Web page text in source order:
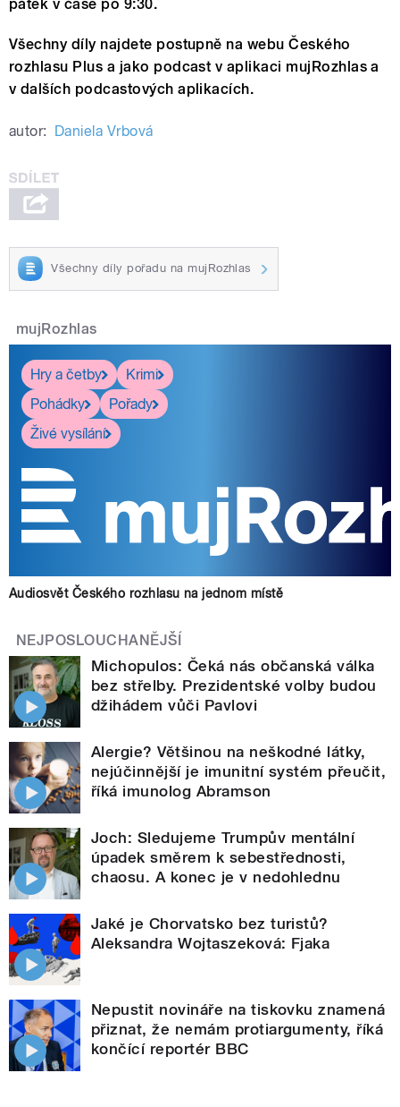
pátek v čase po 9:30.
Všechny díly najdete postupně na webu Českého
rozhlasu Plus a jako podcast v aplikaci mujRozhlas a
v dalších podcastových aplikacích.
autor: Daniela Vrbová
Všechny díly pořadu na mujRozhlas
mujRozhlas
Hry a četby
Krimi
Pohádky
Pořady
Živé vysílání
Audiosvět Českého rozhlasu na jednom místě
NEJPOSLOUCHANĚJŠÍ
Michopulos: Čeká nás občanská válka
bez střelby. Prezidentské volby budou
džihádem vůči Pavlovi
Alergie? Většinou na neškodné látky,
nejúčinnější je imunitní systém přeučit,
říká imunolog Abramson
Joch: Sledujeme Trumpův mentální
úpadek směrem k sebestřednosti,
chaosu. A konec je v nedohlednu
Jaké je Chorvatsko bez turistů?
Aleksandra Wojtaszeková: Fjaka
Nepustit novináře na tiskovku znamená
přiznat, že nemám protiargumenty, říká
končící reportér BBC